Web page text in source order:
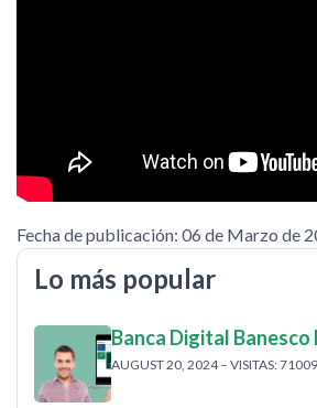
Fecha de publicación: 06 de Marzo de
Lo más popular
Banca Digital Banesco
AUGUST 20, 2024 – VISITAS: 71009